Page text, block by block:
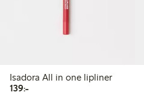
Isadora All in one lipliner
139:-139,00 kr